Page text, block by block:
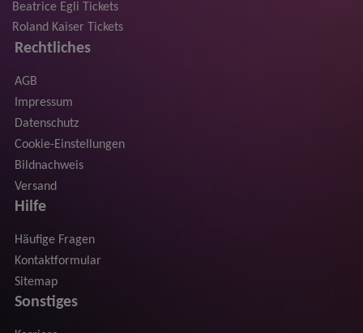
Beatrice Egli Tickets
Roland Kaiser Tickets
Rechtliches
AGB
Impressum
Datenschutz
Cookie-Einstellungen
Bildnachweis
Versand
Hilfe
Häufige Fragen
Kontaktformular
Sitemap
Sonstiges